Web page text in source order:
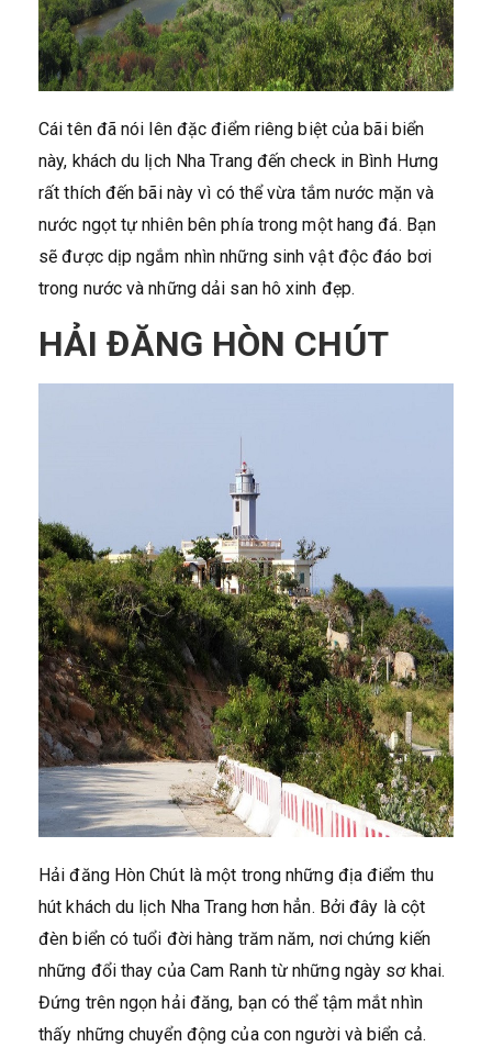
Cái tên đã nói lên đặc điểm riêng biệt của bãi biển
này, khách du lịch Nha Trang đến check in Bình Hưng
rất thích đến bãi này vì có thể vừa tắm nước mặn và
nước ngọt tự nhiên bên phía trong một hang đá. Bạn
sẽ được dịp ngắm nhìn những sinh vật độc đáo bơi
trong nước và những dải san hô xinh đẹp.
HẢI ĐĂNG HÒN CHÚT
Hải đăng Hòn Chút là một trong những địa điểm thu
hút khách du lịch Nha Trang hơn hẳn. Bởi đây là cột
đèn biển có tuổi đời hàng trăm năm, nơi chứng kiến
những đổi thay của Cam Ranh từ những ngày sơ khai.
Đứng trên ngọn hải đăng, bạn có thể tậm mắt nhìn
thấy những chuyển động của con người và biển cả.